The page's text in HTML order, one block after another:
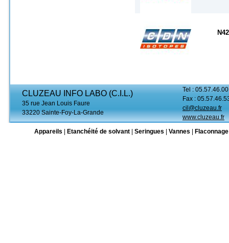
CLUZEAU INFO LABO (C.I.L.)
35 rue Jean Louis Faure
33220 Sainte-Foy-La-Grande
Tel :
Fax :
cil@cluzeau.fr
www.cluzeau.fr
Appareils
Etanchéité de solvant Seringues Vannes Flaconnage